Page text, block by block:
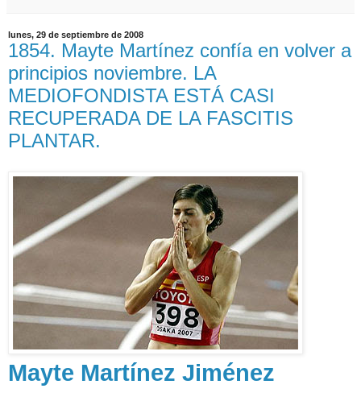
lunes, 29 de septiembre de 2008
1854. Mayte Martínez confía en volver a
principios noviembre. LA
MEDIOFONDISTA ESTÁ CASI
RECUPERADA DE LA FASCITIS
PLANTAR.
Mayte Martínez Jiménez